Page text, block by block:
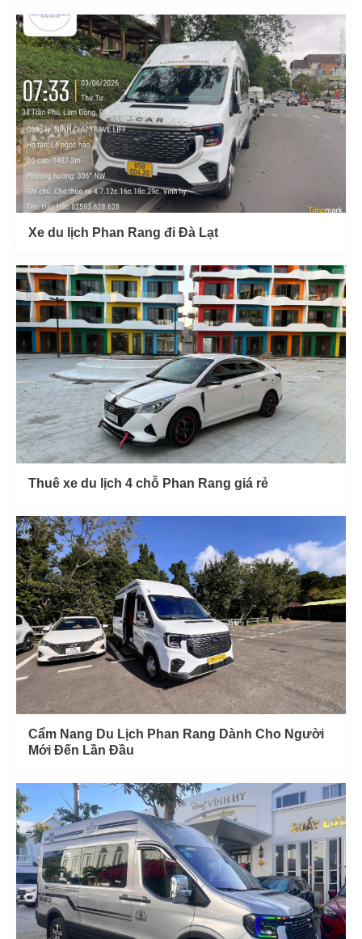
Xe du lịch Phan Rang đi Đà Lạt
Thuê xe du lịch 4 chỗ Phan Rang giá rẻ
Cẩm Nang Du Lịch Phan Rang Dành Cho Người
Mới Đến Lần Đầu